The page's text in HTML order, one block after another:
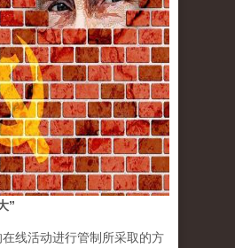
”
线活动进行管制所采取的方